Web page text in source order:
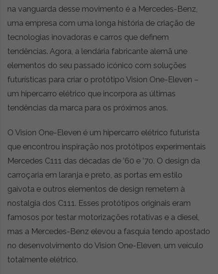
na vanguarda desse movimento é a Mercedes-Benz,
uma empresa com uma longa história de criação de
tecnologias inovadoras e carros que definem
tendências. Agora, a lendária fabricante alemã une
elementos do seu passado icónico com soluções
futurísticas para criar o protótipo Vision One-Eleven –
um hipercarro elétrico que incorpora as últimas
tendências da marca para os próximos anos.
O Vision One-Eleven é um hipercarro elétrico futurista
que encontrou inspiração nos protótipos experimentais
Mercedes C111 das décadas de ’60 e ’70. O design da
carroçaria em laranja e preto, as portas em estilo
gaivota e outros elementos de design remetem à
nostalgia dos C111. Esses protótipos originais eram
famosos por testar motorizações rotativas e a diesel,
mas a Mercedes-Benz elevou a fasquia tendo apostado
no desenvolvimento do Vision One-Eleven, um veículo
totalmente elétrico.